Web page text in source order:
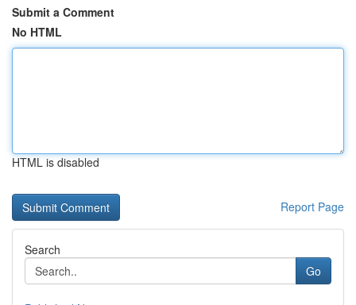
Submit a Comment
No HTML
HTML is disabled
Report Page
Search
Go